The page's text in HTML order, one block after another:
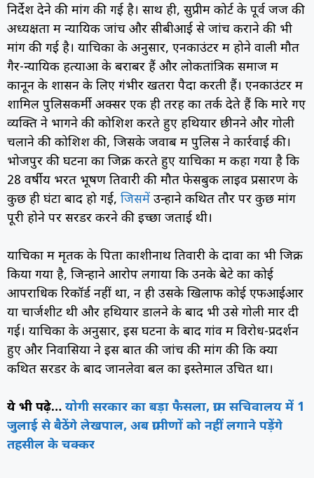
निर्देश देने की मांग की गई है। साथ ही, सुप्रीम कोर्ट के पूर्व जज की
अध्यक्षता में न्यायिक जांच और सीबीआई से जांच कराने की भी
मांग की गई है। याचिका के अनुसार, एनकाउंटर में होने वाली मौतें
गैर-न्यायिक हत्याओं के बराबर हैं और लोकतांत्रिक समाज में
कानून के शासन के लिए गंभीर खतरा पैदा करती हैं। एनकाउंटर में
शामिल पुलिसकर्मी अक्सर एक ही तरह का तर्क देते हैं कि मारे गए
व्यक्ति ने भागने की कोशिश करते हुए हथियार छीनने और गोली
चलाने की कोशिश की, जिसके जवाब में पुलिस ने कार्रवाई की।
भोजपुर की घटना का जिक्र करते हुए याचिका में कहा गया है कि
28 वर्षीय भरत भूषण तिवारी की मौत फेसबुक लाइव प्रसारण के
कुछ ही घंटों बाद हो गई, जिसमें उन्होंने कथित तौर पर कुछ मांगें
पूरी होने पर सरेंडर करने की इच्छा जताई थी।
याचिका में मृतक के पिता काशीनाथ तिवारी के दावों का भी जिक्र
किया गया है, जिन्होंने आरोप लगाया कि उनके बेटे का कोई
आपराधिक रिकॉर्ड नहीं था, न ही उसके खिलाफ कोई एफआईआर
या चार्जशीट थी और हथियार डालने के बाद भी उसे गोली मार दी
गई। याचिका के अनुसार, इस घटना के बाद गांव में विरोध-प्रदर्शन
हुए और निवासियों ने इस बात की जांच की मांग की कि क्या
कथित सरेंडर के बाद जानलेवा बल का इस्तेमाल उचित था।
ये भी पढ़े… योगी सरकार का बड़ा फैसला, ग्राम सचिवालय में 1
जुलाई से बैठेंगे लेखपाल, अब ग्रामीणों को नहीं लगाने पड़ेंगे
तहसील के चक्कर